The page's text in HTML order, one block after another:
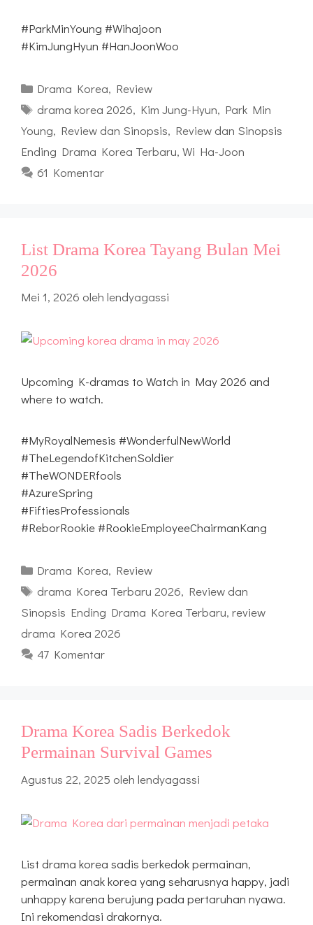
#ParkMinYoung #Wihajoon
#KimJungHyun #HanJoonWoo
Kategori
Drama Korea, Review
Tag
drama korea 2026, Kim Jung-Hyun, Park Min
Young, Review dan Sinopsis, Review dan Sinopsis
Ending Drama Korea Terbaru, Wi Ha-Joon
61 Komentar
List Drama Korea Tayang Bulan Mei
2026
Mei 1, 2026 oleh lendyagassi
Upcoming K-dramas to Watch in May 2026 and
where to watch.
#MyRoyalNemesis #WonderfulNewWorld
#TheLegendofKitchenSoldier
#TheWONDERfools
#AzureSpring
#FiftiesProfessionals
#ReborRookie #RookieEmployeeChairmanKang
Kategori
Drama Korea, Review
Tag
drama Korea Terbaru 2026, Review dan
Sinopsis Ending Drama Korea Terbaru, review
drama Korea 2026
47 Komentar
Drama Korea Sadis Berkedok
Permainan Survival Games
Agustus 22, 2025 oleh lendyagassi
List drama korea sadis berkedok permainan,
permainan anak korea yang seharusnya happy, jadi
unhappy karena berujung pada pertaruhan nyawa.
Ini rekomendasi drakornya.